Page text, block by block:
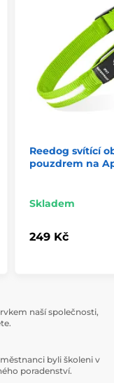
Reedog svítící
pouzdrem na
Skladem
249 Kč
naší společnosti,
byli školeni v
poradenství.